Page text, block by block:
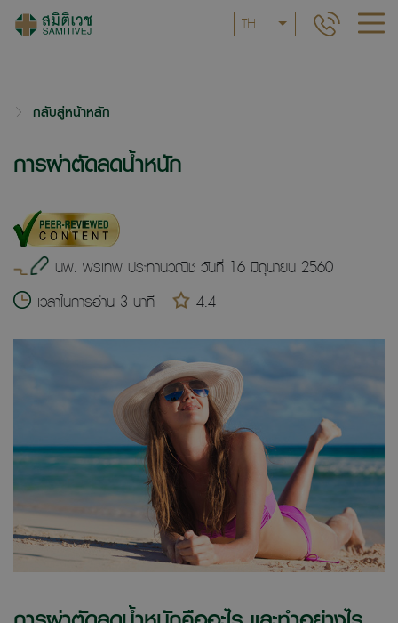
TH
กลับสู่หน้าหลัก
การผ่าตัดลดน้ำหนัก
นพ. พรเทพ ประทานวณิช วันที่ 16 มิถุนายน 2560
เวลาในการอ่าน 3 นาที
4.4